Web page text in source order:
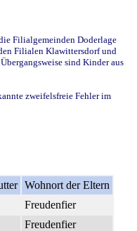
Filialgemeinden Doderlage
Filialen Klawittersdorf und
sind Kinder aus
zweifelsfreie Fehler im
Wohnort der Eltern
Freudenfier
Freudenfier